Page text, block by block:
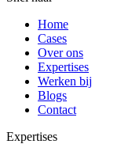
Home
Cases
Over ons
Expertises
Werken bij
Blogs
Contact
Expertises